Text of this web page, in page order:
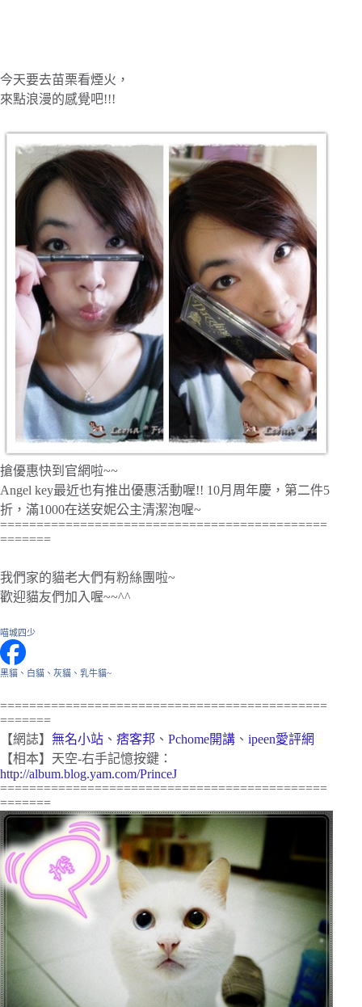
今天要去苗栗看煙火，
來點浪漫的感覺吧!!!
搶優惠快到官網啦~~
Angel key最近也有推出優惠活動喔!! 10月周年慶，第二件5
折，滿1000在送安妮公主清潔泡喔~
=============================================
=======
我們家的貓老大們有粉絲團啦~
歡迎貓友們加入喔~~^^
喵城四少
黑貓、白貓、灰貓、乳牛貓~
=============================================
=======
【網誌】 無名小站 、 痞客邦 、 Pchome開講 、 ipeen愛評網
【相本】天空-右手記憶按鍵：
http://album.blog.yam.com/PrinceJ
=============================================
=======